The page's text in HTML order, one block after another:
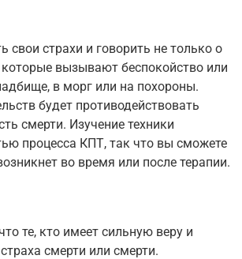
свои страхи и говорить не только о
вызывают беспокойство или
в морг или на похороны.
будет противодействовать
смерти. Изучение техники
процесса КПТ, так что вы сможете
во время или после терапии.
те, кто имеет сильную веру и
смерти или смерти.